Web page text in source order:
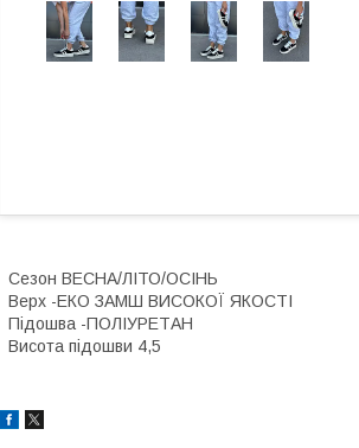
Сезон ВЕСНА/ЛІТО/ОСІНЬ
Верх -ЕКО ЗАМШ ВИСОКОЇ ЯКОСТІ
Підошва -ПОЛІУРЕТАН
Висота підошви 4,5